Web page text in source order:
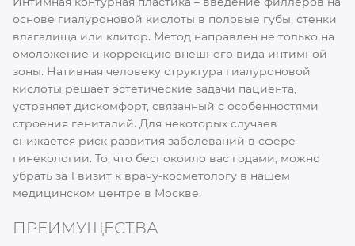
основе гиалуроновой кислоты в половые губы, стенки
влагалища или клитор. Метод направлен не только на
омоложение и коррекцию внешнего вида интимной
зоны. Нативная человеку структура гиалуроновой
кислоты решает эстетические задачи пациента,
устраняет дискомфорт, связанный с особенностями
строения гениталий. Для некоторых случаев
снижается риск развития заболеваний в сфере
гинекологии. То, что беспокоило вас годами, можно
убрать за 1 визит к врачу-косметологу в нашем
медицинском центре в Москве.
ПРЕИМУЩЕСТВА